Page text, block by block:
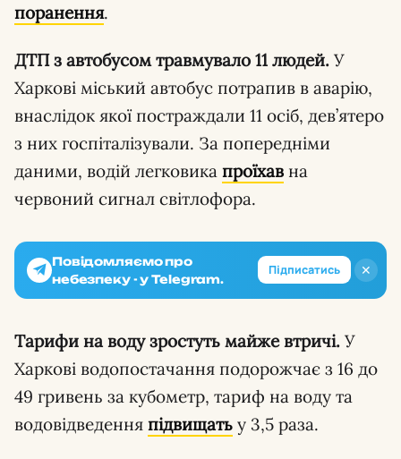
поранення.
ДТП з автобусом травмувало 11 людей. У
Харкові міський автобус потрапив в аварію,
внаслідок якої постраждали 11 осіб, дев’ятеро
з них госпіталізували. За попередніми
даними, водій легковика проїхав на
червоний сигнал світлофора.
✕
Повідомляємо про
небезпеку - у Telegram.
Підписатись
Тарифи на воду зростуть майже втричі. У
Харкові водопостачання подорожчає з 16 до
49 гривень за кубометр, тариф на воду та
водовідведення підвищать у 3,5 раза.